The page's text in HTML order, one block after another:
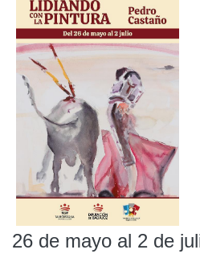
26 de mayo al 2 de